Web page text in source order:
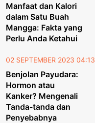
Manfaat dan Kalori
dalam Satu Buah
Mangga: Fakta yang
Perlu Anda Ketahui
02 SEPTEMBER 2023 04:13
Benjolan Payudara:
Hormon atau
Kanker? Mengenali
Tanda-tanda dan
Penyebabnya